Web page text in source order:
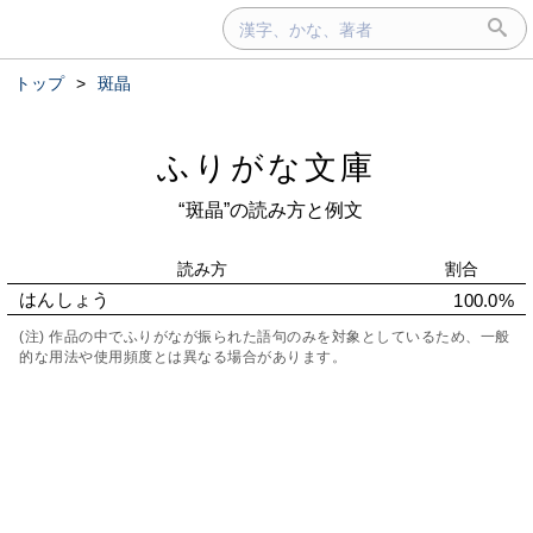
トップ > 斑晶
ふりがな文庫
“斑晶”の読み方と例文
読み方 割合
はんしょう 100.0%
(注) 作品の中でふりがなが振られた語句のみを対象としているため、一般
的な用法や使用頻度とは異なる場合があります。